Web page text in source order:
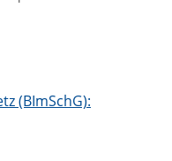
(BImSchG):